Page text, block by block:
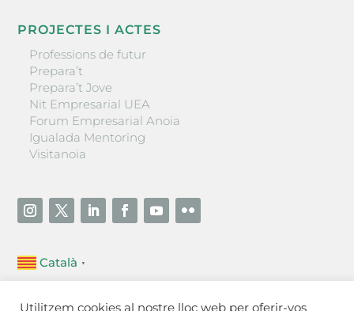
PROJECTES I ACTES
Professions de futur
Prepara’t
Prepara’t Jove
Nit Empresarial UEA
Forum Empresarial Anoia
Igualada Mentoring
Visitanoia
Català ▼
Unió Empresarial de l’Anoia (UEA)
Utilitzem cookies al nostre lloc web per oferir-vos